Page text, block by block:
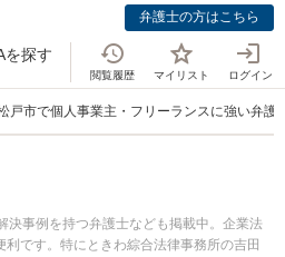
弁護士の方はこちら
を探す
閲覧履歴 マイリスト ログイン
戸市で個人事業主・フリーランスに強い弁護士
事例を持つ弁護士なども掲載中。企業法
です。特にときわ綜合法律事務所の吉田